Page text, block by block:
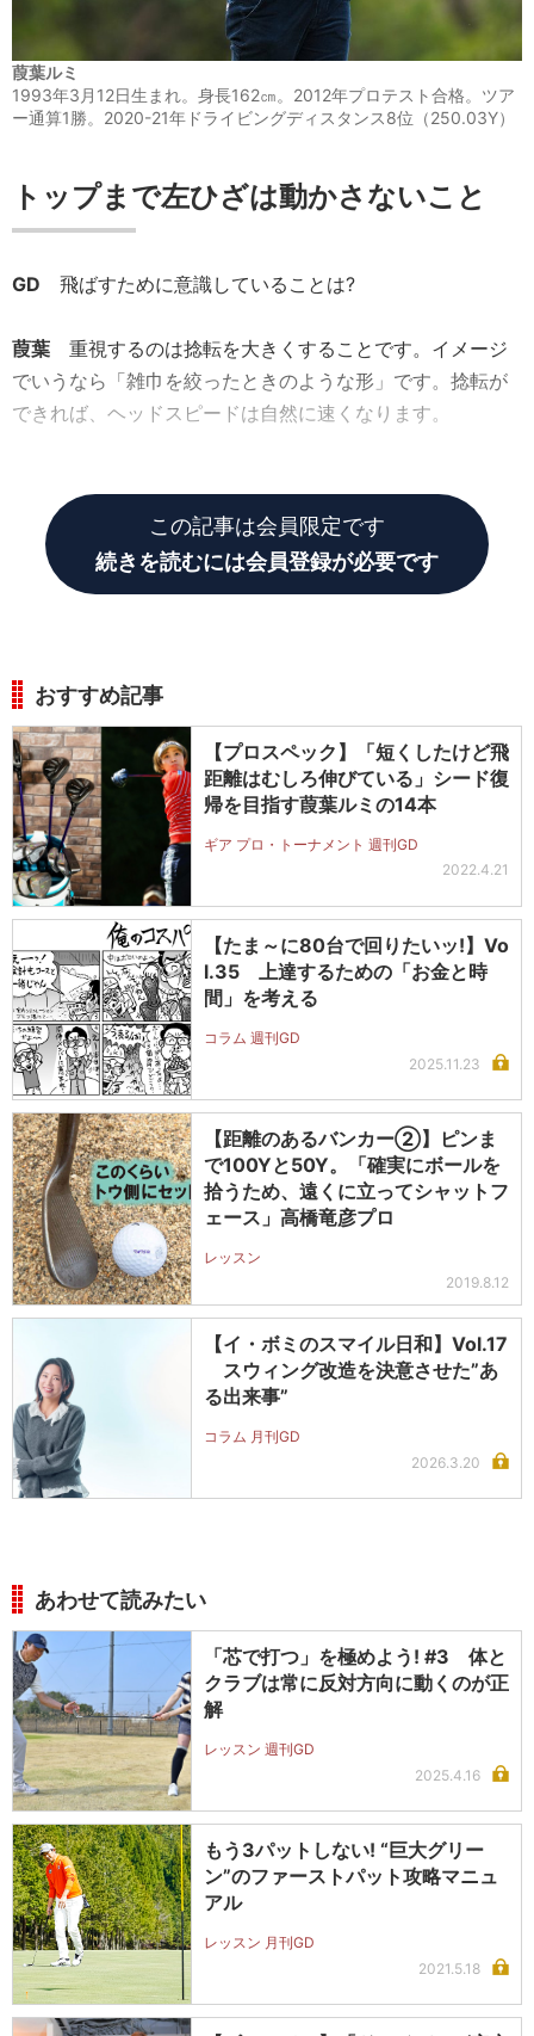
葭葉ルミ
1993年3月12日生まれ。身長162㎝。2012年プロテスト合格。ツア
ー通算1勝。2020-21年ドライビングディスタンス8位（250.03Y）
トップまで左ひざは動かさないこと
GD 飛ばすために意識していることは?
葭葉 重視するのは捻転を大きくすることです。イメージ
でいうなら「雑巾を絞ったときのような形」です。捻転が
できれば、ヘッドスピードは自然に速くなります。
この記事は会員限定です
続きを読むには会員登録が必要です
おすすめ記事
【プロスペック】「短くしたけど飛
距離はむしろ伸びている」シード復
帰を目指す葭葉ルミの14本
ギア プロ・トーナメント 週刊GD
2022.4.21
【たま～に80台で回りたいッ!】Vo
l.35 上達するための「お金と時
間」を考える
コラム 週刊GD
2025.11.23
【距離のあるバンカー②】ピンま
で100Yと50Y。「確実にボールを
拾うため、遠くに立ってシャットフ
ェース」高橋竜彦プロ
レッスン
2019.8.12
【イ・ボミのスマイル日和】Vol.17
スウィング改造を決意させた”あ
る出来事”
コラム 月刊GD
2026.3.20
あわせて読みたい
「芯で打つ」を極めよう! #3 体と
クラブは常に反対方向に動くのが正
解
レッスン 週刊GD
2025.4.16
もう3パットしない! “巨大グリー
ン”のファーストパット攻略マニュ
アル
レッスン 月刊GD
2021.5.18